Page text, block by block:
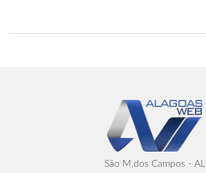
São M.dos Campos - AL